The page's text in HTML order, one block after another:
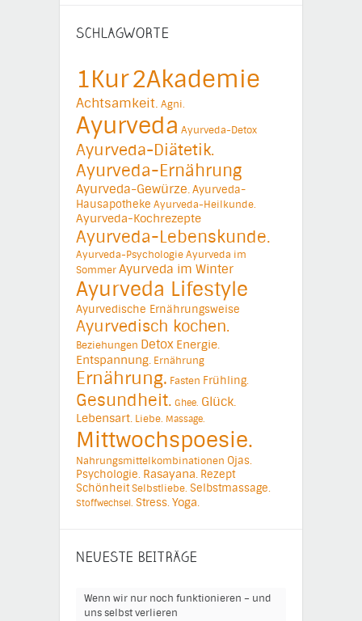
SCHLAGWORTE
1Kur2Akademie
Achtsamkeit. Agni.
Ayurveda Ayurveda-Detox
Ayurveda-Diätetik.
Ayurveda-Ernährung
Ayurveda-Gewürze.Ayurveda-
Hausapotheke Ayurveda-Heilkunde.
Ayurveda-Kochrezepte
Ayurveda-Lebenskunde.
Ayurveda-PsychologieAyurveda im
SommerAyurveda im Winter
Ayurveda Lifestyle
Ayurvedische Ernährungsweise
Ayurvedisch kochen.
Beziehungen Detox Energie.
Entspannung. Ernährung
Ernährung. Fasten Frühling.
Gesundheit. Ghee. Glück.
Lebensart. Liebe. Massage.
Mittwochspoesie.
Nahrungsmittelkombinationen Ojas.
Psychologie. Rasayana. Rezept
SchönheitSelbstliebe. Selbstmassage.
Stoffwechsel. Stress.Yoga.
NEUESTE BEITRÄGE
Wenn wir nur noch funktionieren – und
uns selbst verlieren